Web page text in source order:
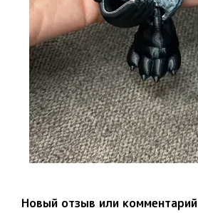
Новый отзыв или комментарий